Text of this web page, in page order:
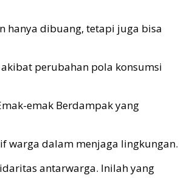
hanya dibuang, tetapi juga bisa
perubahan pola konsumsi
emak Berdampak yang
warga dalam menjaga lingkungan.
antarwarga. Inilah yang